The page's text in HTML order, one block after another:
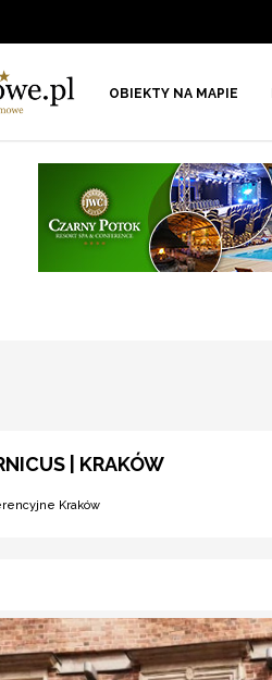
OBIEKTY NA MAPIE
| KRAKÓW
Kraków